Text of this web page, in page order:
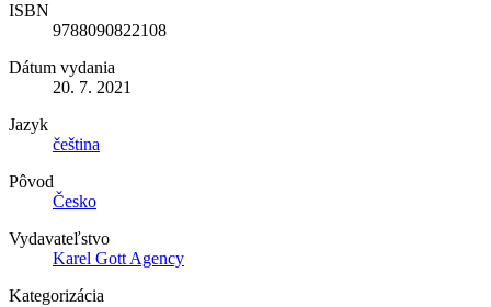
ISBN
9788090822108
Dátum vydania
20. 7. 2021
Jazyk
čeština
Pôvod
Česko
Vydavateľstvo
Karel Gott Agency
Kategorizácia